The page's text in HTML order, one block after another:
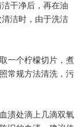
干净后，再在油
洁时，由于洗洁
一个柠檬切片，煮
常规方法清洗，污
渍处滴上几滴双氧